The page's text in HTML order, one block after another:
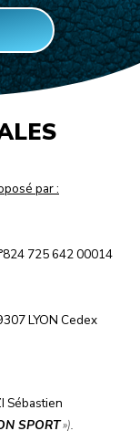
par :
725 642 00014
LYON Cedex
Sébastien
SPORT»).